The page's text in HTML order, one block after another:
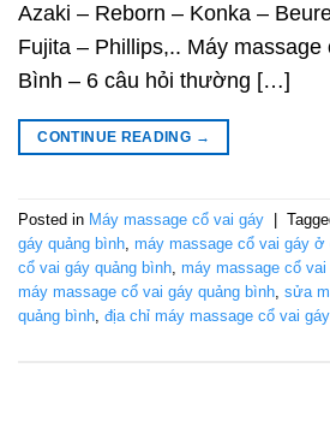
Azaki – Reborn – Konka –
Fujita – Phillips,.. Máy massage
Bình – 6 câu hỏi thường […]
CONTINUE READING →
Posted in Máy massage cổ vai gáy |
gáy quảng bình máy massage cổ vai gáy ở
cổ vai gáy quảng bình máy massage cổ
máy massage cổ vai gáy quảng bình sửa
quảng bình địa chỉ máy massage cổ vai